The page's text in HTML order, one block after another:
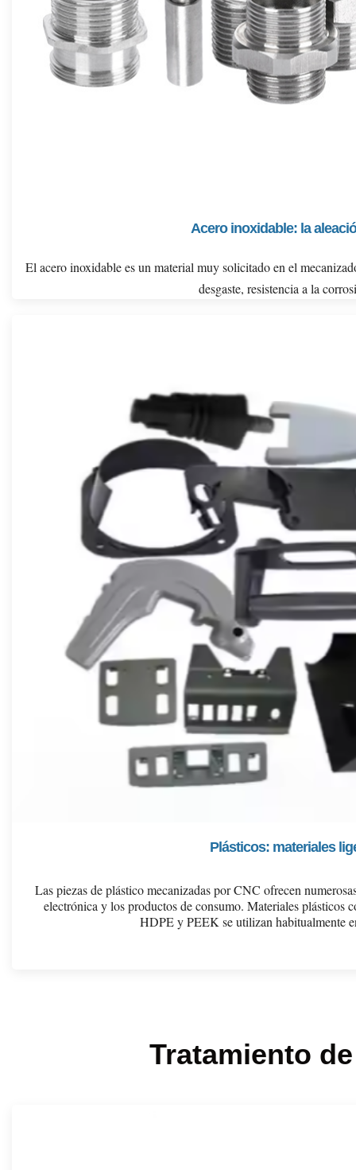
Acero inoxidable: la
El acero inoxidable es un material muy solicitado en el
desgaste, resistencia a la
Plásticos: materiales
Las piezas de plástico mecanizadas por CNC ofrecen
electrónica y los productos de consumo. Materiales
HDPE y PEEK se utilizan habitualmente
Tratamiento